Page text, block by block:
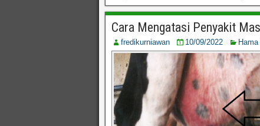
Cara Mengatasi Penyakit
fredikurniawan 10/09/2022